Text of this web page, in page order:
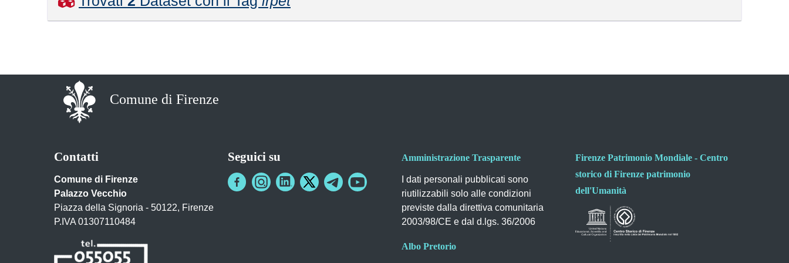
Comune di Firenze
Contatti
Comune di Firenze
Palazzo Vecchio
Piazza della Signoria - 50122, Firenze
P.IVA 01307110484
Seguici su Amministrazione Trasparente
I dati personali pubblicati sono
riutilizzabili solo alle condizioni
previste dalla direttiva comunitaria
2003/98/CE e dal d.lgs. 36/2006
Albo Pretorio
Firenze Patrimonio Mondiale - Centro
storico di Firenze patrimonio
dell'Umanità